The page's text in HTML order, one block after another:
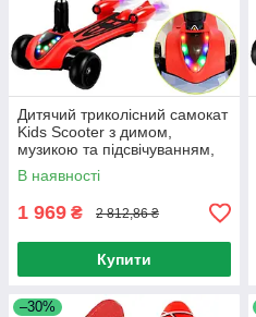
Дитячий триколісний самокат
Kids Scooter з димом,
музикою та підсвічуванням,
Червоний / Дитячий самокат
В наявності
1 969 ₴ 2 812,86 ₴
Купити
–30%